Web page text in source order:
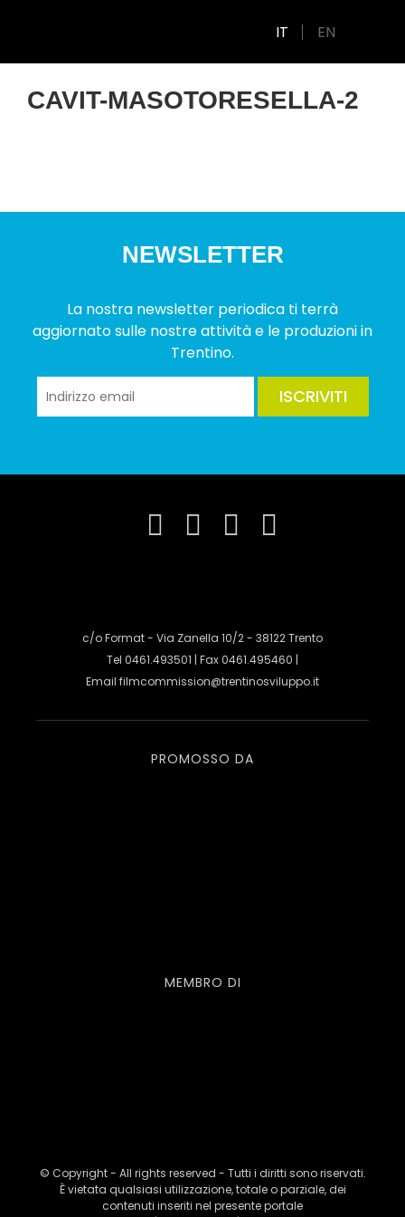
IT EN
CAVIT-MASOTORESELLA-2
NEWSLETTER
La nostra newsletter periodica ti terrà
aggiornato sulle nostre attività e le produzioni in
Trentino.
ISCRIVITI
c/o Format - Via Zanella 10/2 - 38122 Trento
Tel 0461.493501 | Fax 0461.495460 |
Email filmcommission@trentinosviluppo.it
PROMOSSO DA
MEMBRO DI
© Copyright - All rights reserved - Tutti i diritti sono riservati.
È vietata qualsiasi utilizzazione, totale o parziale, dei
contenuti inseriti nel presente portale